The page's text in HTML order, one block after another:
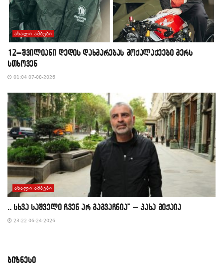
ᲐᲮᲐᲚᲘ ᲐᲛᲑᲔᲑᲘ
12–შვილიანი დედის დახმარებას მოქალაქეები მერს
სთხოვენ
01:04 07-08-2026
ᲐᲮᲐᲚᲘ ᲐᲛᲑᲔᲑᲘ
,, სხვა საშველი ჩვენ არ გაგვაჩნია” – კახა მიქაია
23:22 06-24-2026
ბიზნესი